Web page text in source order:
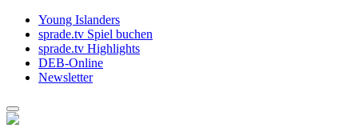
Young Islanders
sprade.tv Spiel buchen
sprade.tv Highlights
DEB-Online
Newsletter